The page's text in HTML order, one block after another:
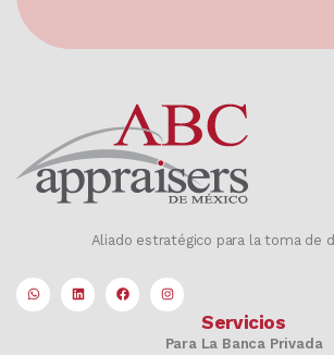
Aliado estratégico para la toma de
Servicios
Para La Banca Privada